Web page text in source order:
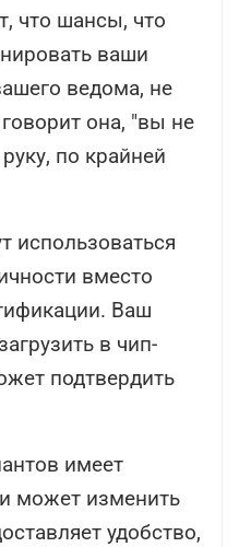
что шансы, что
ваши
ведома, не
она, "вы не
по крайней
использоваться
вместо
Ваш
в чип-
подтвердить
имеет
может изменить
удобство,